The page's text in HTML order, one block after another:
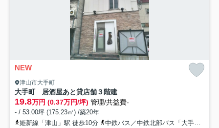
NEW
津山市大手町
大手町 居酒屋あと貸店舗３階建
19.8万円 (0.37万円/坪) 管理/共益費-
- / 53.00坪 (175.23㎡) /築20年
姫新線「津山」駅 徒歩10分
中鉄バス／中鉄北部バス「大手町（岡山県）」バス停下車 徒歩2分